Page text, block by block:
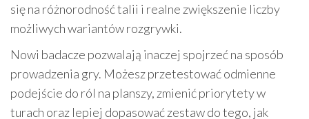
się na różnorodność talii i realne zwiększenie liczby
możliwych wariantów rozgrywki.
Nowi badacze pozwalają inaczej spojrzeć na sposób
prowadzenia gry. Możesz przetestować odmienne
podejście do ról na planszy, zmienić priorytety w
turach oraz lepiej dopasować zestaw do tego, jak